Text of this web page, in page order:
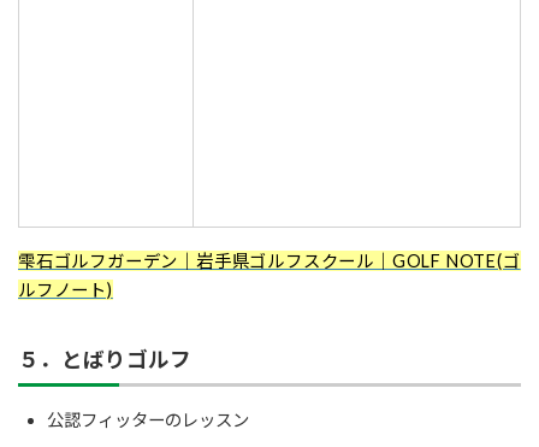
雫石ゴルフガーデン｜岩手県ゴルフスクール｜GOLF NOTE(ゴ
ルフノート)
５．とばりゴルフ
公認フィッターのレッスン